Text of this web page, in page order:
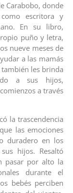
Carabobo, donde
escritora y
En su libro,
puño y letra,
nueve meses de
a las mamás
les brinda
a sus hijos,
a través
la trascendencia
las emociones
duradero en los
hijos. Resaltó
pasar por alto la
durante el
bebés perciben